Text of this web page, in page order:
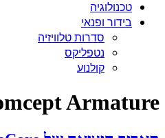
טכנולוגיה
בידור ופנאי
סדרות טלוויזיה
נטפליקס
קולנוע
Armature